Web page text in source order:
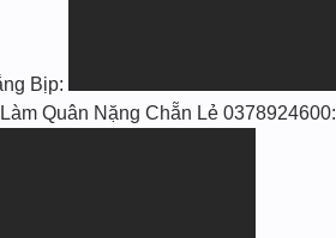
Bịp:
Quân Nặng Chẵn Lẻ 0378924600: